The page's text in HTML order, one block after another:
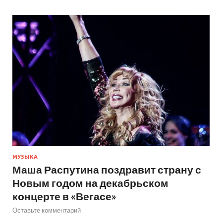
МУЗЫКА
Маша Распутина поздравит страну с
Новым годом на декабрьском
концерте в «Вегасе»
Оставьте комментарий